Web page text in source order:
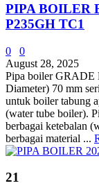
PIPA BOILER
P235GH TC1
0
0
August 28, 2025
Pipa boiler GRADE
Diameter) 70 mm
untuk boiler tabung
(water tube boiler).
berbagai ketebalan
berbagai material ...
21